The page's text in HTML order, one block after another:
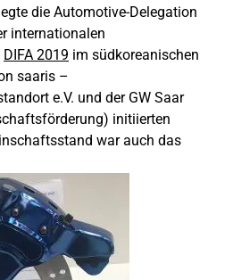
die Automotive-Delegation
internationalen
DIFA 2019 im südkoreanischen
saaris –
e.V. und der GW Saar
initiierten
war auch das